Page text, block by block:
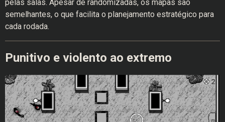
pelas salas. Apesar de randomizadas, os mapas são
semelhantes, o que facilita o planejamento estratégico para
cada rodada.
Punitivo e violento ao extremo